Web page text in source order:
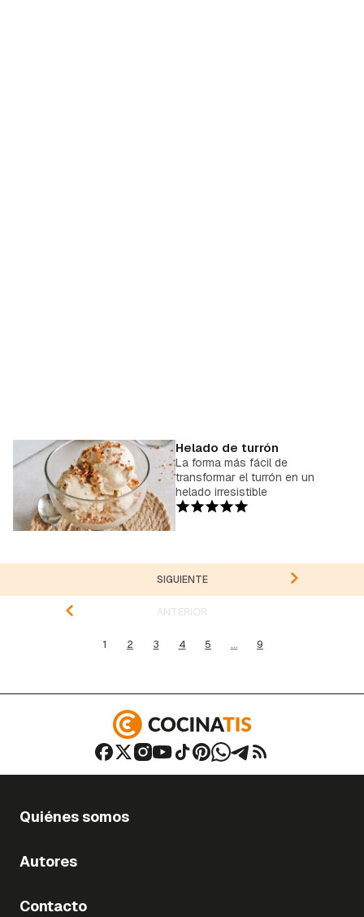
Helado de turrón
La forma más fácil de
transformar el turrón en un
helado irresistible
ANTERIOR
1 2 3 4 5 ... 9
SIGUIENTE
Quiénes somos
Autores
Contacto